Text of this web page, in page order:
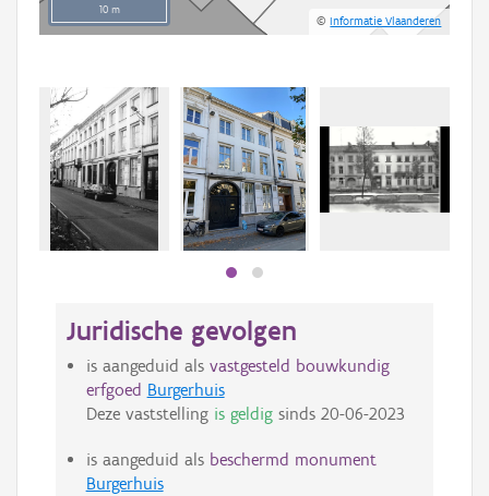
10 m
©Informatie Vlaanderen
Juridische gevolgen
is aangeduid als vastgesteld bouwkundig
erfgoed Burgerhuis
Deze vaststelling is geldigsinds 20-06-2023
is aangeduid als beschermd monument
Burgerhuis